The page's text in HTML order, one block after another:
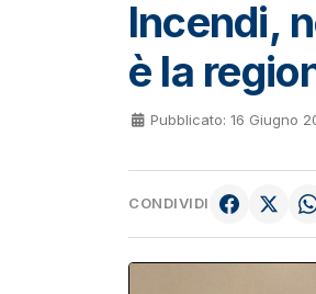
Incendi,
è la
Pubblicato: 16 Giugno
CONDIVIDI